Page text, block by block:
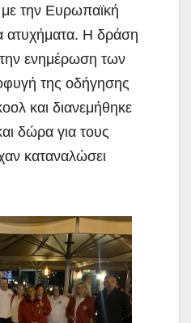
την Ευρωπαϊκή
ατυχήματα. Η δράση
ενημέρωση των
της οδήγησης
και διανεμήθηκε
δώρα για τους
καταναλώσει